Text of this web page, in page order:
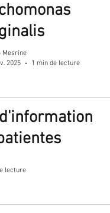
Mesrine
2025
1 min de lecture
lecture